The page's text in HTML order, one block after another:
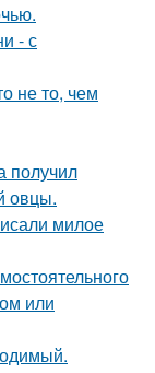
- с
не то, чем
получил
овцы.
милое
или